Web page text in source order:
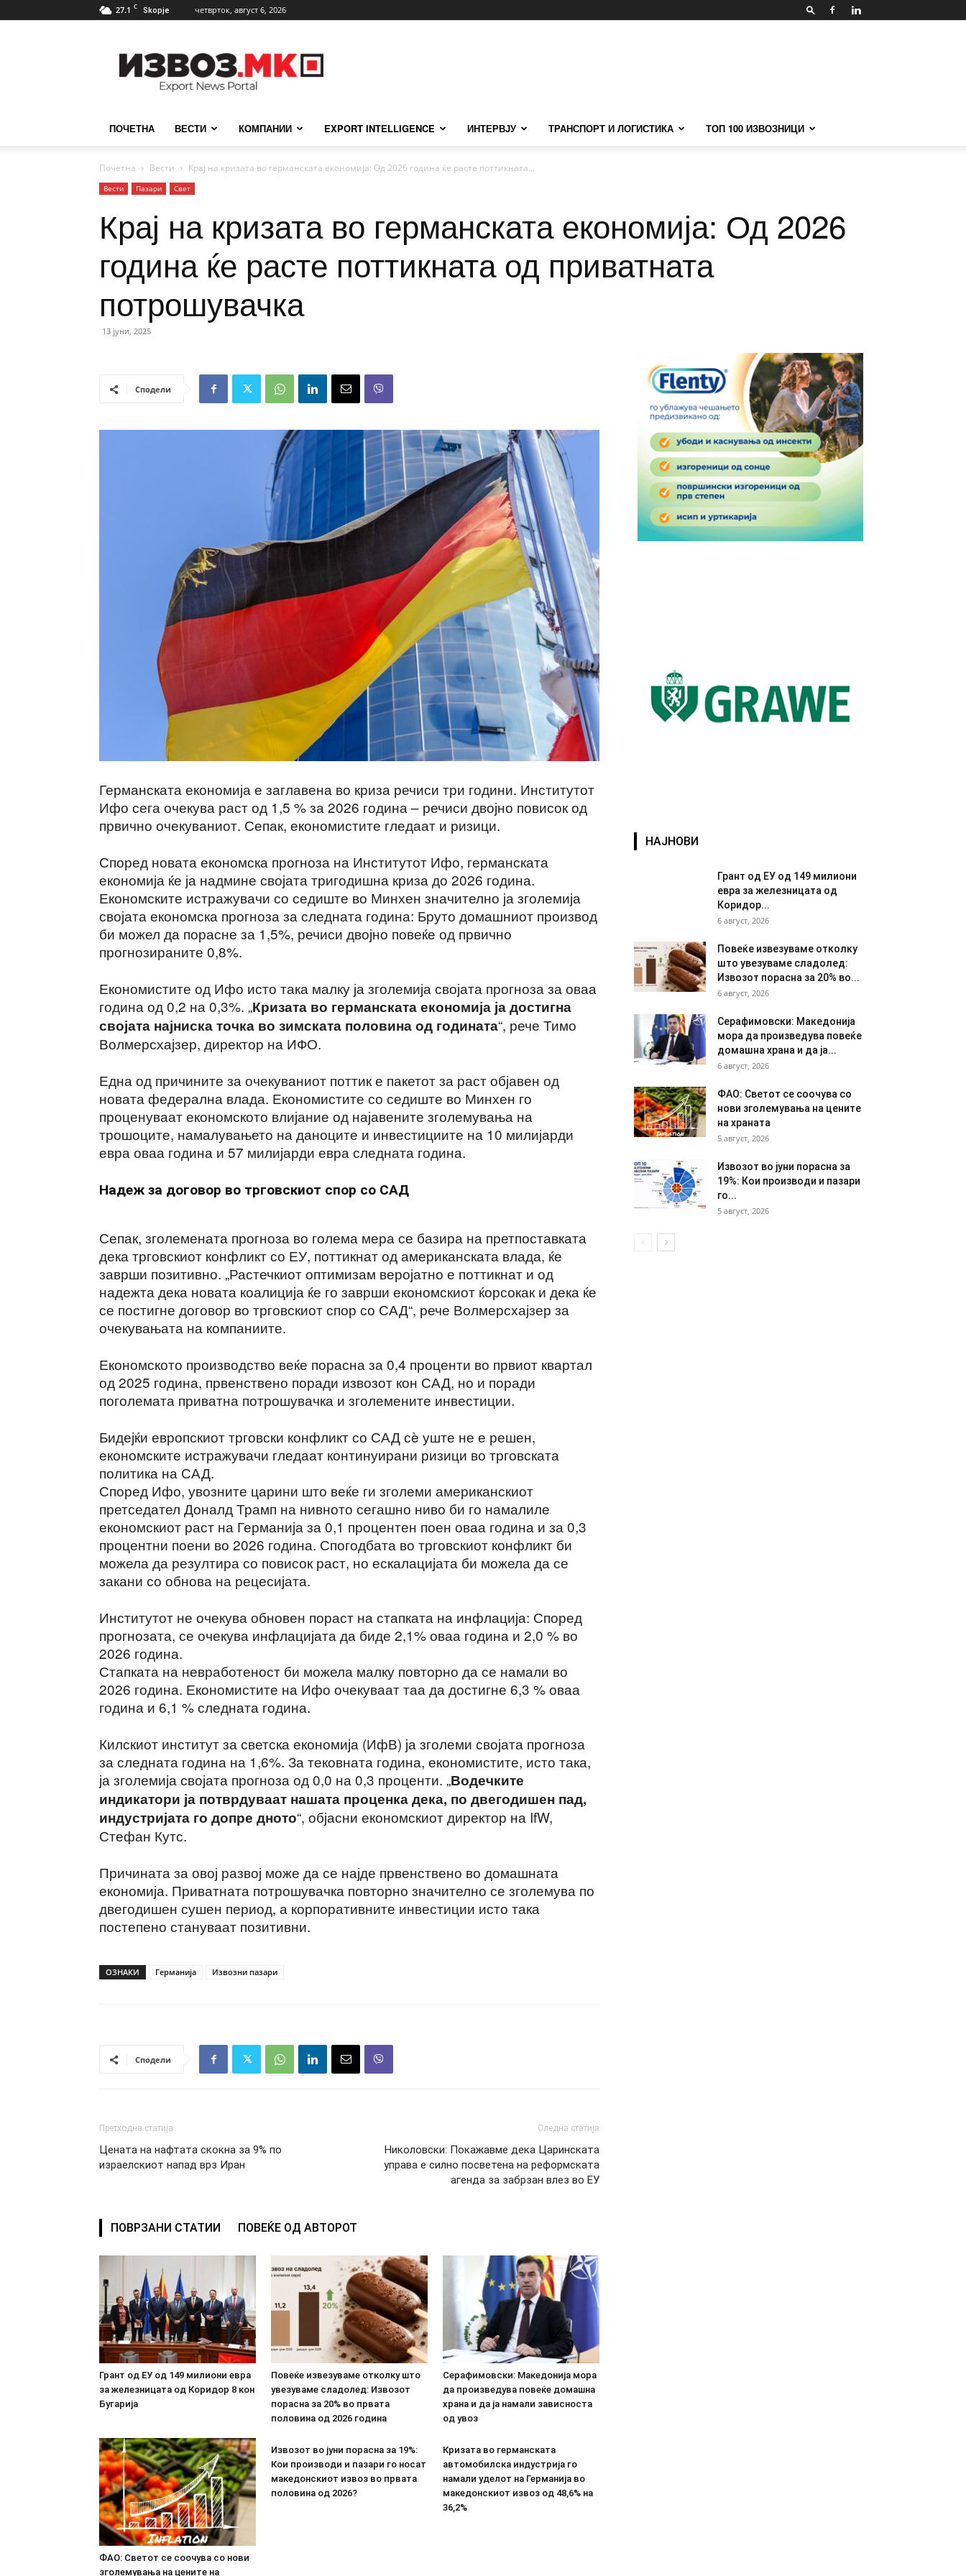
27.1 C Skopje четврток, август 6, 2026
ПОЧЕТНА ВЕСТИ КОМПАНИИ EXPORT INTELLIGENCE ИНТЕРВЈУ ТРАНСПОРТ И ЛОГИСТИКА ТОП 100 ИЗВОЗНИЦИ
Почетна Вести Крај на кризата во германската економија: Од 2026 година ќе расте поттикната...
Вести Пазари Свет
Крај на кризата во германската економија: Од 2026
година ќе расте поттикната од приватната
потрошувачка
13 јуни, 2025
Сподели
Германската економија е заглавена во криза речиси три години. Институтот
Ифо сега очекува раст од 1,5 % за 2026 година – речиси двојно повисок од
првично очекуваниот. Сепак, економистите гледаат и ризици.
Според новата економска прогноза на Институтот Ифо, германската
економија ќе ја надмине својата тригодишна криза до 2026 година.
Економските истражувачи со седиште во Минхен значително ја зголемија
својата економска прогноза за следната година: Бруто домашниот производ
би можел да порасне за 1,5%, речиси двојно повеќе од првично
прогнозираните 0,8%.
Економистите од Ифо исто така малку ја зголемија својата прогноза за оваа
година од 0,2 на 0,3%. „Кризата во германската економија ја достигна
својата најниска точка во зимската половина од годината“, рече Тимо
Волмерсхајзер, директор на ИФО.
Една од причините за очекуваниот поттик е пакетот за раст објавен од
новата федерална влада. Економистите со седиште во Минхен го
проценуваат економското влијание од најавените зголемувања на
трошоците, намалувањето на даноците и инвестициите на 10 милијарди
евра оваа година и 57 милијарди евра следната година.
Надеж за договор во трговскиот спор со САД
Сепак, зголемената прогноза во голема мера се базира на претпоставката
дека трговскиот конфликт со ЕУ, поттикнат од американската влада, ќе
заврши позитивно. „Растечкиот оптимизам веројатно е поттикнат и од
надежта дека новата коалиција ќе го заврши економскиот ќорсокак и дека ќе
се постигне договор во трговскиот спор со САД“, рече Волмерсхајзер за
очекувањата на компаниите.
Економското производство веќе порасна за 0,4 проценти во првиот квартал
од 2025 година, првенствено поради извозот кон САД, но и поради
поголемата приватна потрошувачка и зголемените инвестиции.
Бидејќи европскиот трговски конфликт со САД сè уште не е решен,
економските истражувачи гледаат континуирани ризици во трговската
политика на САД.
Според Ифо, увозните царини што веќе ги зголеми американскиот
претседател Доналд Трамп на нивното сегашно ниво би го намалиле
економскиот раст на Германија за 0,1 процентен поен оваа година и за 0,3
процентни поени во 2026 година. Спогодбата во трговскиот конфликт би
можела да резултира со повисок раст, но ескалацијата би можела да се
закани со обнова на рецесијата.
Институтот не очекува обновен пораст на стапката на инфлација: Според
прогнозата, се очекува инфлацијата да биде 2,1% оваа година и 2,0 % во
2026 година.
Стапката на невработеност би можела малку повторно да се намали во
2026 година. Економистите на Ифо очекуваат таа да достигне 6,3 % оваа
година и 6,1 % следната година.
Килскиот институт за светска економија (ИфВ) ја зголеми својата прогноза
за следната година на 1,6%. За тековната година, економистите, исто така,
ја зголемија својата прогноза од 0,0 на 0,3 проценти. „Водечките
индикатори ја потврдуваат нашата проценка дека, по двегодишен пад,
индустријата го допре дното“, објасни економскиот директор на IfW,
Стефан Кутс.
Причината за овој развој може да се најде првенствено во домашната
економија. Приватната потрошувачка повторно значително се зголемува по
двегодишен сушен период, а корпоративните инвестиции исто така
постепено стануваат позитивни.
ОЗНАКИ Германија Извозни пазари
Сподели
Претходна статија
Цената на нафтата скокна за 9% по
израелскиот напад врз Иран
Следна статија
Николовски: Покажавме дека Царинската
управа е силно посветена на реформската
агенда за забрзан влез во ЕУ
ПОВРЗАНИ СТАТИИ ПОВЕЌЕ ОД АВТОРОТ
Грант од ЕУ од 149 милиони евра
за железницата од Коридор 8 кон
Бугарија
Повеќе извезуваме отколку што
увезуваме сладолед: Извозот
порасна за 20% во првата
половина од 2026 година
Серафимовски: Македонија мора
да произведува повеќе домашна
храна и да ја намали зависноста
од увоз
ФАО: Светот се соочува со нови
зголемувања на цените на
Извозот во јуни порасна за 19%:
Кои производи и пазари го носат
македонскиот извоз во првата
половина од 2026?
Кризата во германската
автомобилска индустрија го
намали уделот на Германија во
македонскиот извоз од 48,6% на
36,2%
НАЈНОВИ
Грант од ЕУ од 149 милиони
евра за железницата од
Коридор...
6 август, 2026
Повеќе извезуваме отколку
што увезуваме сладолед:
Извозот порасна за 20% во...
6 август, 2026
Серафимовски: Македонија
мора да произведува повеќе
домашна храна и да ја...
6 август, 2026
ФАО: Светот се соочува со
нови зголемувања на цените
на храната
5 август, 2026
Извозот во јуни порасна за
19%: Кои производи и пазари
го...
5 август, 2026